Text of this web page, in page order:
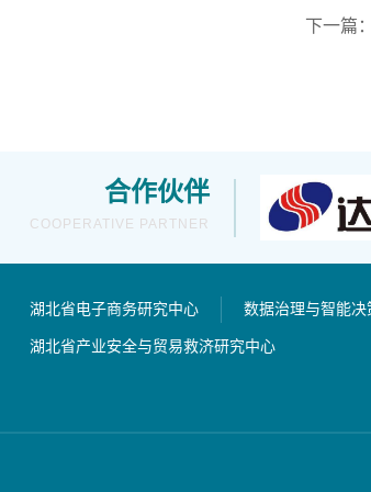
下一篇
合作伙伴
COOPERATIVE PARTNER
湖北省电子商务研究中心 数据治理与智能决
湖北省产业安全与贸易救济研究中心